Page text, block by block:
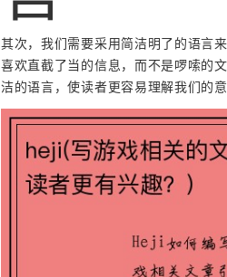
其次，我们需要采用简洁明了的语言
喜欢直截了当的信息，而不是啰嗦的
洁的语言，使读者更容易理解我们的意